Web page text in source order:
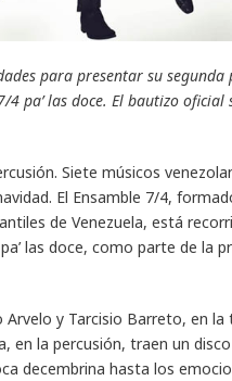
para presentar su
pa’ las doce. El bautizo
Siete músicos
El Ensamble 7/4,
de Venezuela, está
las doce, como parte de la
Arvelo y Tarcisio Barreto, en
en la percusión, traen un
decembrina hasta los